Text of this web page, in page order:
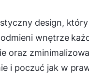
design,
wnętrze
oraz
i poczuć jak w